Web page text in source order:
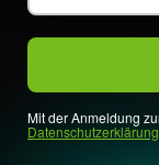
Mit der Anmeldung
Datenschutzerklärung